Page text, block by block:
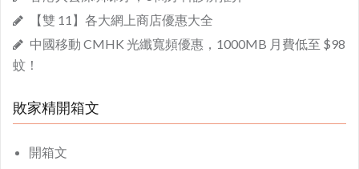
【雙 11】各大網上商店優惠大全
中國移動 CMHK 光纖寬頻優惠，1000MB 月費低至 $98
蚊！
敗家精開箱文
開箱文